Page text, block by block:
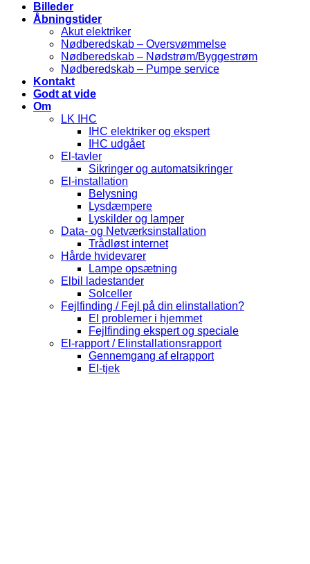
Billeder
Åbningstider
Akut elektriker
Nødberedskab – Oversvømmelse
Nødberedskab – Nødstrøm/Byggestrøm
Nødberedskab – Pumpe service
Kontakt
Godt at vide
Om
LK IHC
IHC elektriker og ekspert
IHC udgået
El-tavler
Sikringer og automatsikringer
El-installation
Belysning
Lysdæmpere
Lyskilder og lamper
Data- og Netværksinstallation
Trådløst internet
Hårde hvidevarer
Lampe opsætning
Elbil ladestander
Solceller
Fejlfinding / Fejl på din elinstallation?
El problemer i hjemmet
Fejlfinding ekspert og speciale
El-rapport / Elinstallationsrapport
Gennemgang af elrapport
El-tjek